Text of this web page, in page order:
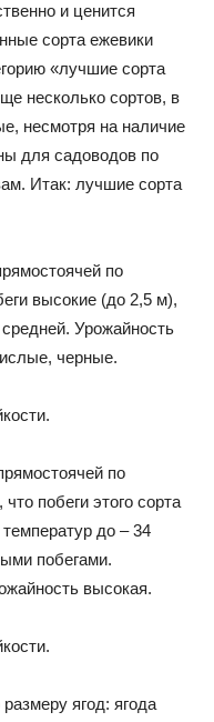
и ценится
сорта ежевики
«лучшие сорта
несколько сортов, в
несмотря на наличие
для садоводов по
Итак: лучшие сорта
по
высокие (до 2,5 м),
Урожайность
черные.
по
побеги этого сорта
до – 34
побегами.
высокая.
ягод: ягода